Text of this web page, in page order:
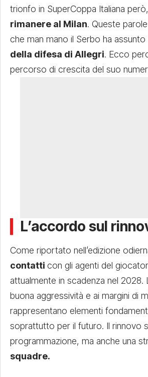
trionfo in SuperCoppa Italiana
rimanere al Milan. Queste
che man mano il Serbo ha
della difesa di Allegri. Ecco
percorso di crescita del suo
L’accordo sul
Come riportato nell’edizione
contatti con gli agenti del
attualmente in scadenza nel
buona aggressività e ai margini di
rappresentano elementi
soprattutto per il futuro. Il rinnovo
programmazione, ma anche una
squadre.